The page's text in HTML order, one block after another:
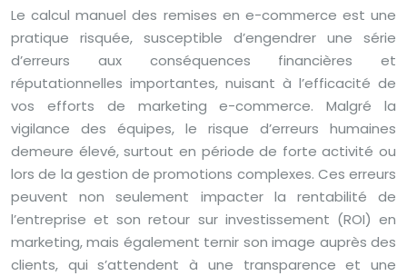
Le calcul manuel des remises en e-commerce est une
pratique risquée, susceptible d’engendrer une série
d’erreurs aux conséquences financières et
réputationnelles importantes, nuisant à l’efficacité de
vos efforts de marketing e-commerce. Malgré la
vigilance des équipes, le risque d’erreurs humaines
demeure élevé, surtout en période de forte activité ou
lors de la gestion de promotions complexes. Ces erreurs
peuvent non seulement impacter la rentabilité de
l’entreprise et son retour sur investissement (ROI) en
marketing, mais également ternir son image auprès des
clients, qui s’attendent à une transparence et une